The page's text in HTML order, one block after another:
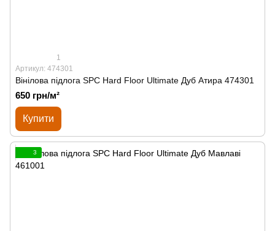
1
Артикул: 474301
Вінілова підлога SPС Hard Floor Ultimate Дуб Атира 474301
650 грн/м²
Купити
3